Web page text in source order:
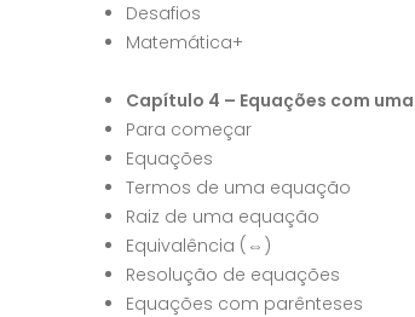
Desafios
Matemática+
Capítulo 4 – Equações com
Para começar
Equações
Termos de uma equação
Raiz de uma equação
Equivalência (⇔)
Resolução de equações
Equações com parênteses